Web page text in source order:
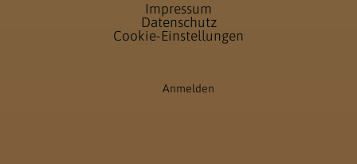
Impressum
Datenschutz
Cookie-Einstellungen
Anmelden